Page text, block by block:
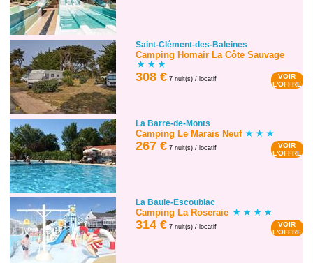
Saint-Clément-des-Baleines
Camping Homair La Côte Sauvage
308 € 7 nuit(s) / locatif
VOIR
L'OFFRE
La Barre-de-Monts
Camping Le Marais Neuf
267 € 7 nuit(s) / locatif
VOIR
L'OFFRE
La Baule-Escoublac
Camping La Roseraie
314 € 7 nuit(s) / locatif
VOIR
L'OFFRE